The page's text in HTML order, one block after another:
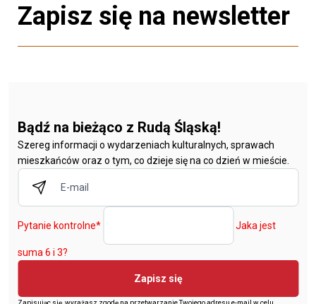
Zapisz się na newsletter
Bądź na bieżąco z Rudą Śląską!
Szereg informacji o wydarzeniach kulturalnych, sprawach
mieszkańców oraz o tym, co dzieje się na co dzień w mieście.
Pytanie kontrolne* Jaka jest
suma 6 i 3?
Zapisz się